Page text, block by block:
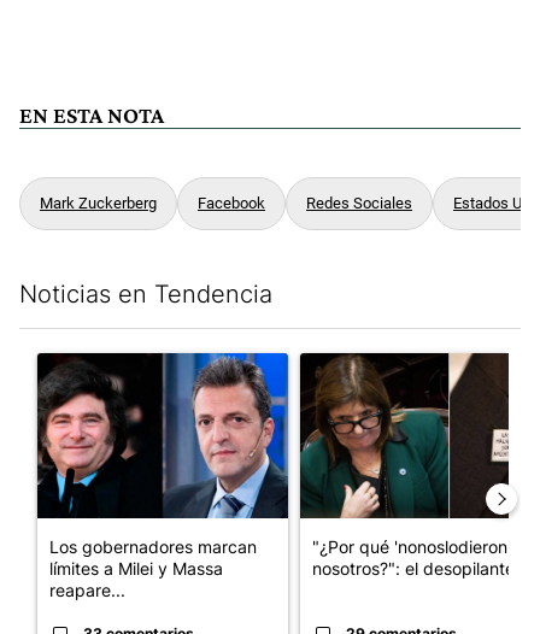
EN ESTA NOTA
Mark Zuckerberg Facebook Redes Sociales Estados
Noticias en Tendencia
Un artículo de tendencia con el título "Los gobernadores
Los gobernadores marcan
límites a Milei y Massa
reapare...
Un artículo de tendencia con
"¿Por qué 'nonoslodieron' a
nosotros?": el desopilante ...